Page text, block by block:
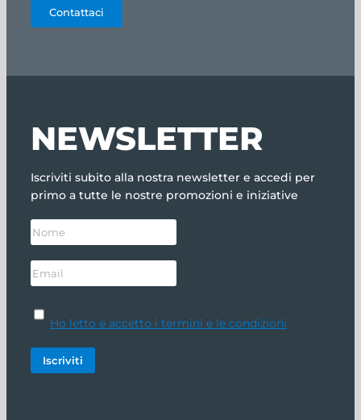
Contattaci
NEWSLETTER
Iscriviti subito alla nostra newsletter e accedi per
primo a tutte le nostre promozioni e iniziative
Ho letto e accetto i termini e le condizioni